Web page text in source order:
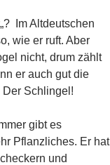
„? Im Altdeutschen
wie er ruft. Aber
nicht, drum zählt
er auch gut die
Schlingel!
gibt es
Pflanzliches. Er hat
und